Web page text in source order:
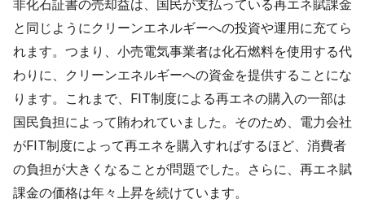
非化石証書の売却益は、国民が支払っている再エネ賦課金
と同じようにクリーンエネルギーへの投資や運用に充てら
れます。つまり、小売電気事業者は化石燃料を使用する代
わりに、クリーンエネルギーへの資金を提供することにな
ります。これまで、FIT制度による再エネの購入の一部は
国民負担によって賄われていました。そのため、電力会社
がFIT制度によって再エネを購入すればするほど、消費者
の負担が大きくなることが問題でした。さらに、再エネ賦
課金の価格は年々上昇を続けています。